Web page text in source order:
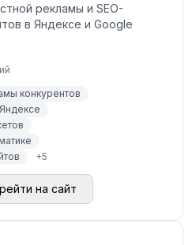
рекламы и SEO-
в Яндексе и Google
конкурентов
+5
на сайт